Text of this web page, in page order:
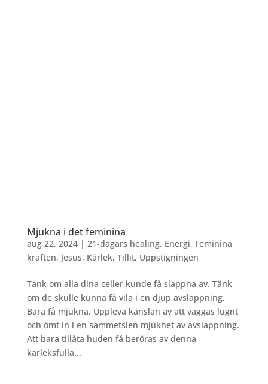
Mjukna i det feminina
aug 22, 2024| 21-dagars healing, Energi, Feminina
kraften, Jesus, Kärlek, Tillit, Uppstigningen
Tänk om alla dina celler kunde få slappna av. Tänk
om de skulle kunna få vila i en djup avslappning.
Bara få mjukna. Uppleva känslan av att vaggas lugnt
och ömt in i en sammetslen mjukhet av avslappning.
Att bara tillåta huden få beröras av denna
kärleksfulla...